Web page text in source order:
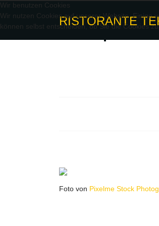
RISTORANTE
Foto von Pixelme Stock
Wir benutzen Cookies
Wir nutzen Cookies auf unserer Website. Einige
können selbst entscheiden, ob Sie die Cookies